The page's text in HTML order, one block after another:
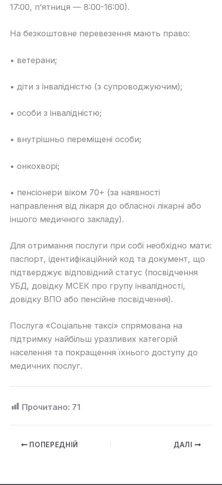
17:00, п’ятниця — 8:00-16:00).
На безкоштовне перевезення мають право:
• ветерани;
• діти з інвалідністю (з супроводжуючим);
• особи з інвалідністю;
• внутрішньо переміщені особи;
• онкохворі;
• пенсіонери віком 70+ (за наявності
направлення від лікаря до обласної лікарні або
іншого медичного закладу).
Для отримання послуги при собі необхідно мати:
паспорт, ідентифікаційний код та документ, що
підтверджує відповідний статус (посвідчення
УБД, довідку МСЕК про групу інвалідності,
довідку ВПО або пенсійне посвідчення).
Послуга «Соціальне таксі» спрямована на
підтримку найбільш уразливих категорій
населення та покращення їхнього доступу до
медичних послуг.
Прочитано: 71
ПОПЕРЕДНІЙ ДАЛІ